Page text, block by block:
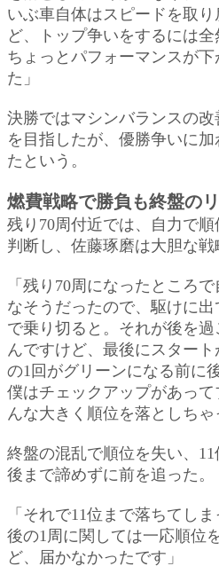
いぶ車自体はスピードを取
ど、トップ争いをするには
ちょっとパフォーマンスが
た」
決勝ではマシンバランスの
を目指したが、優勝争いに
たという。
燃費戦略で勝負も終盤の
残り70周付近では、自力で
判断し、佐藤琢磨は大胆な戦
「残り70周になったところ
なそうだったので、駆けに
で乗り切ると。それが後を
んですけど、最後にスター
の1回がグリーンになる前に
僕はチェックアップがあっ
んな大きく順位を落としちゃ
終盤の混乱で順位を失い、
後まで諦めずに前を追った。
「それで11位まで落ちてし
後の1周に関しては一応順位
ど、届かなかったです」